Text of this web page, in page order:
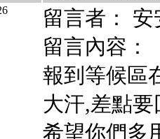
留言者： 安
留言內容：
報到等候區
大汗,差點
希望你們多